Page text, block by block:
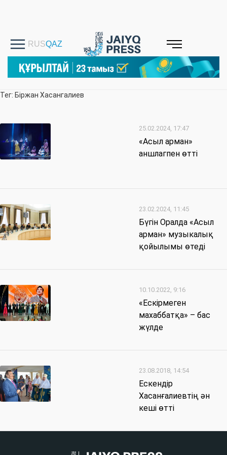
Тег: Біржан Хасангалиев
25.02.2024, 17:47
«Асыл арман»
аншлагпен өтті
23.02.2024, 11:45
Бүгін Оралда «Асыл
арман» музыкалық
қойылымы өтеді
10.10.2022, 9:16
«Ескірмеген
махаббатқа» – бас
жүлде
23.08.2018, 14:54
Ескендір
Хасанғалиевтің ән
кеші өтті